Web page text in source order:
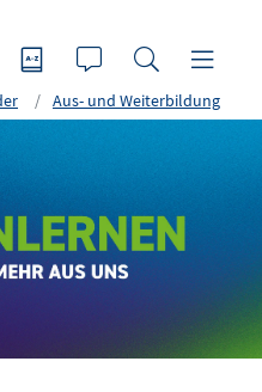
Aus- und Weiterbildung